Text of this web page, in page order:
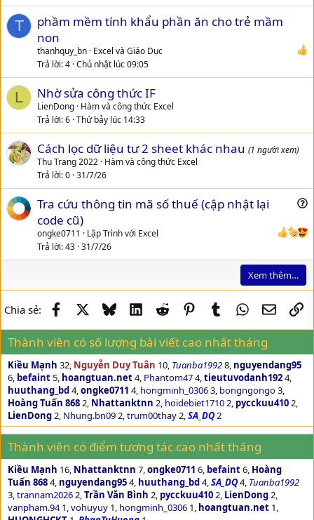
T
phầm mềm tính khẩu phần ăn cho trẻ mầm
non
thanhquy_bn Excel và Giáo Dục
Trả lời 4 Chủ nhật lúc 09:05
L Nhờ sửa công thức IF
LienDong Hàm và công thức Excel
Trả lời 6 Thứ bảy lúc 14:33
Cách lọc dữ liệu tư 2 sheet khác nhau (1 người xem)
Thu Trang 2022 Hàm và công thức Excel
Trả lời 0 31/7/26
e
t
o
Tra cứu thông tin mã số thuế (cập nhật lại
code cũ)
ongke0711
Lập Trình với Excel
Trả lời 43 31/7/26
Xem thêm…
Chia sẻ: Facebook BlueskyLinkedIn
Reddit PinterestTumblrWhatsApp
Email
Thành viên có số lượng bài viết cao nhất tháng
Kiều Mạnh 32 Nguyễn Duy Tuân 10 Tuanba19928 nguyendang95
6 befaint5 hoangtuan.net4 Phantom474 tieutuvodanh1924
huuthang_bd4 ongke0711 4 hongminh_03063 bongngongo3
Hoàng Tuấn 8682 Nhattanktnn 2 hoidebiet17102 pycckuu4102
LienDong2 Nhung.bn092 trum00thay2 SA_DQ2
Thành viên có điểm tương tác cao nhất tháng
Kiều Mạnh 16 Nhattanktnn 7 ongke0711 6 befaint6 Hoàng
Tuấn 8684 nguyendang954 huuthang_bd4 SA_DQ4 Tuanba1992
3 trannam20262 Trần Văn Bình 2 pycckuu4102 LienDong2
vanpham.941 vohuyuy 1 hongminh_0306 1 hoangtuan.net 1